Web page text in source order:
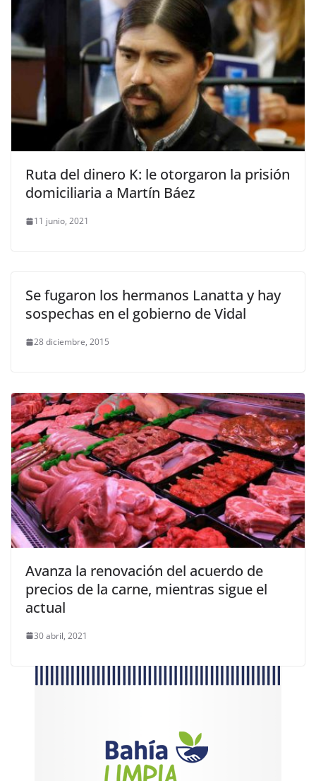
Ruta del dinero K: le otorgaron la prisión
domiciliaria a Martín Báez
11 junio, 2021
Se fugaron los hermanos Lanatta y hay
sospechas en el gobierno de Vidal
28 diciembre, 2015
Avanza la renovación del acuerdo de
precios de la carne, mientras sigue el
actual
30 abril, 2021